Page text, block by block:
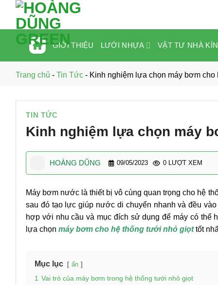
nội
dung
GIỚI THIỆU LƯỚI NHỰA VẬT TƯ NHÀ
Trang chủ - Tin Tức - Kinh nghiệm lựa chọn máy bơm
TIN TỨC
Kinh nghiệm lựa chọn máy
HOÀNG DŨNG 09/05/2023 0 LƯỢT XEM
Máy bơm nước là thiết bị vô cùng quan trọng cho hệ
sau đó tạo lực giúp nước di chuyển nhanh và đều
hợp với nhu cầu và mục đích sử dụng để máy có thể
lựa chọn máy bơm cho hệ thống tưới nhỏ giọttốt
Mục lục ẩn
1 Vai trò của máy bơm trong hệ thống tưới nhỏ giọt